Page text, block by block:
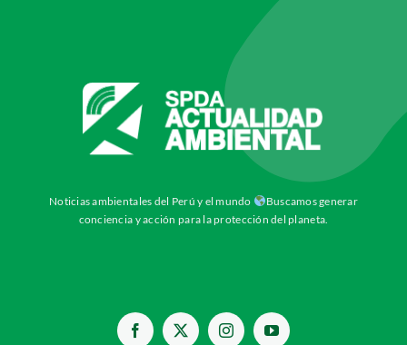
Noticias ambientales del Perú y el mundo
Buscamos generar
conciencia y acción para la protección del planeta.